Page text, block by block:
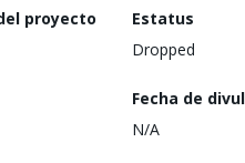
proyecto
Estatus
Dropped
Fecha de
N/A